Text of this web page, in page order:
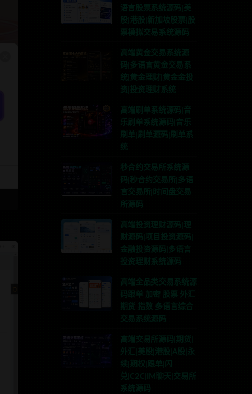
语言股票系统源码|美
股|港股|新加坡股票|股
票模拟交易系统源码
高端黄金交易系统源
码|多语言黄金交易系
统|黄金理财|黄金金投
资|投资理财系统
高端刷单系统源码|音
乐刷单系统源码|音乐
刷单|刷单源码|刷单系
统
秒合约交易所系统源
码|秒合约交易所|多语
言交易所|时间盘交易
所源码
高端投资理财源码|理
财源码|项目投资源码|
金融投资源码|多语言
投资理财系统源码
高端全品类交易系统源
码跟单 加密 股票 外汇
期货 指数 多语言综合
交易系统源码
高端交易所源码|期货|
外汇|美股|港股|A股|永
续|期权|跟单|闪
兑|C2C|IM聊天|交易所
系统源码